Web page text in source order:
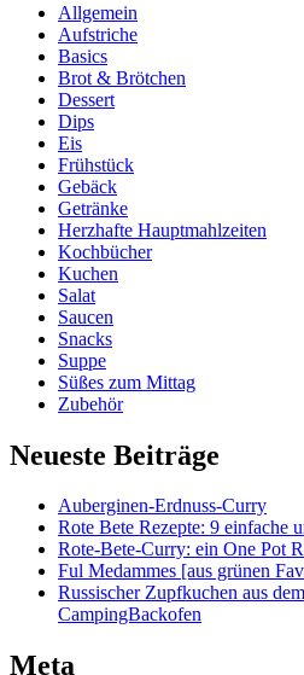
Allgemein
Aufstriche
Basics
Brot & Brötchen
Dessert
Dips
Eis
Frühstück
Gebäck
Getränke
Herzhafte Hauptmahlzeiten
Kochbücher
Kuchen
Salat
Saucen
Snacks
Suppe
Süßes zum Mittag
Zubehör
Neueste Beiträge
Auberginen-Erdnuss-Curry
Rote Bete Rezepte: 9 einfache
Rote-Bete-Curry: ein One Pot
Ful Medammes [aus grünen
Russischer Zupfkuchen aus
CampingBackofen
Meta